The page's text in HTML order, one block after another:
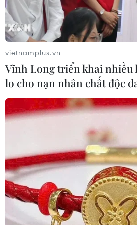
Giao dịch vàng tại Doji.
Sáng nay (11/6), hai thương
nước đảo chiều tăng giá
mỗi lượng, trong khi đó tỷ
giảm thêm 3 đồng.
vietnamplus.vn
Vĩnh Long triển khai nhiều
lo cho nạn nhân chất độc